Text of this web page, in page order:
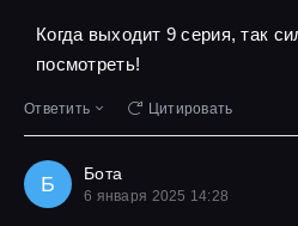
Когда выходит 9 серия, так
посмотреть!
Ответить Цитировать
Б Бота
6 января 2025 14:28